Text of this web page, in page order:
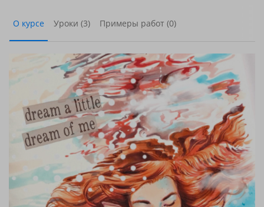
О курсе Уроки (3) Примеры работ (0)